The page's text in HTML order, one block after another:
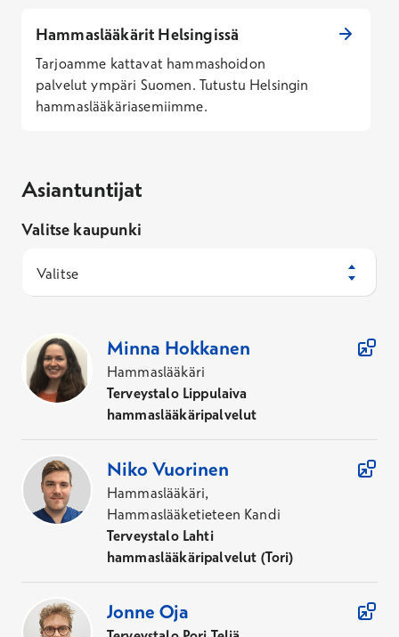
Hammaslääkärit Helsingissä
Tarjoamme kattavat hammashoidon
palvelut ympäri Suomen. Tutustu Helsingin
hammaslääkäriasemiimme.
Asiantuntijat
Valitse kaupunki
Valitse
Minna Hokkanen
Hammaslääkäri
Terveystalo Lippulaiva
hammaslääkäripalvelut
Niko Vuorinen
Hammaslääkäri,
Hammaslääketieteen Kandi
Terveystalo Lahti
hammaslääkäripalvelut (Tori)
Jonne Oja